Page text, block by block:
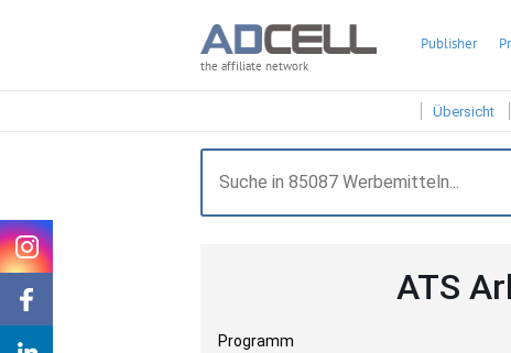
the affiliate network
Publisher
Übersicht
ATS
Programm